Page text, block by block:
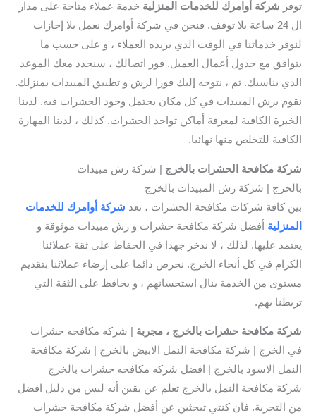
توفر شركة أوامرك للخدمات المنزلية خدمة عملاء متاحة على مدار
ال 24 ساعة بلا توقف. فنحن في شركة أوامرك نعمل بلا إجازات
لنوفر خدماتنا في الوقت الذي يريده العملاء ، و على حسب ما
يتوافق مع جدول أعمال العميل. فور اتصالك ، سنحدد معك الموعد
الذي يناسبك. ثم ، نتوجه إليك فورا لرش و تطبيق المبيدات بمنزلك.
نقوم برش المبيدات في كل مكان يحتمل وجود الحشرات فيه. لدينا
الخبرة الكافية لمعرفة أماكن تواجد الحشرات. كذلك ، لدينا المهارة
الكافية للتخلص منها نهائيا.
شركة مكافحة الحشرات بالخرج | شركة رش مبيدات
بالخرج | شركة رش المبيدات بالخرج
بين كافة شركات مكافحة الحشرات ، تعد شركة أوامرك للخدمات
المنزلية أفضل شركة مكافحة حشرات و رش مبيدات موثوقة و
يعتمد عليها. لذلك ، لا ندخر جهدا في الحفاظ على ثقة عملائنا
الكرام في كل أنحاء الخرج. نحرص دائما على إرضاء عملائنا بتقديم
مستوى من الخدمة ينال استحسانهم ، و يحافظ على الثقة التي
تربطنا بهم.
شركة مكافحة حشرات بالخرج ، مجربة | شركه مكافحه حشرات
في الخرج | شركة مكافحة النمل الابيض بالخرج | شركة مكافحة
النمل الاسود بالخرج | افضل شركه مكافحه حشرات بالخرج
شركة مكافحة النمل بالخرج تعلم عن يقين أنه ليس من دليل افضل
من التجربة. فان كنتي تبحثين عن أفضل شركة مكافحة حشرات